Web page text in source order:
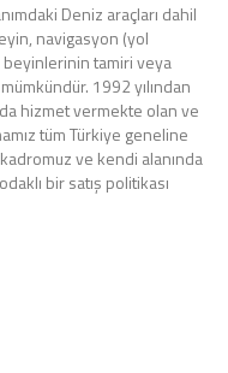
Deniz araçları dahil
navigasyon (yol
beyinlerinin tamiri veya
1992 yılından
hizmet vermekte olan ve
tüm Türkiye geneline
ve kendi alanında
bir satış politikası